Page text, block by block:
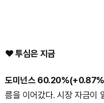
❤️ 투심은 지금
도미넌스
름을 이어갔다. 시장 자금이